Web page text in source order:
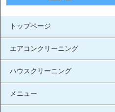
トップページ
エアコンクリーニング
ハウスクリーニング
メニュー